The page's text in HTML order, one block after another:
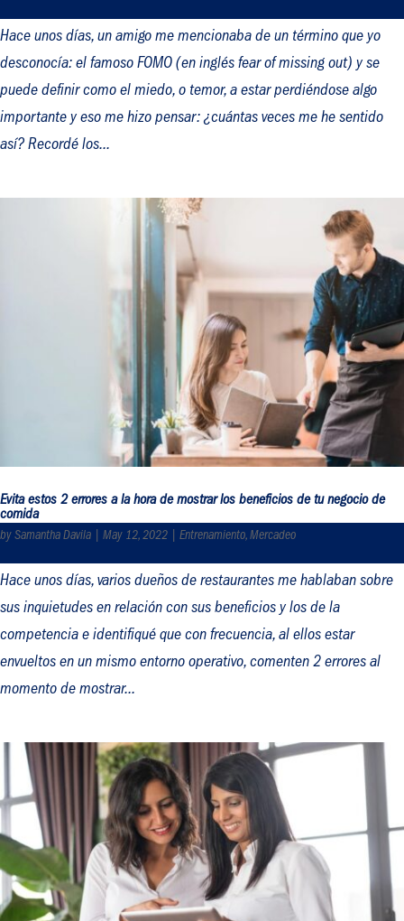
Hace unos días, un amigo me mencionaba de un término que yo
desconocía: el famoso FOMO (en inglés fear of missing out) y se
puede definir como el miedo, o temor, a estar perdiéndose algo
importante y eso me hizo pensar: ¿cuántas veces me he sentido
así? Recordé los...
Evita estos 2 errores a la hora de mostrar los beneficios de tu negocio de
comida
by Samantha Davila May 12, 2022 Entrenamiento, Mercadeo
Hace unos días, varios dueños de restaurantes me hablaban sobre
sus inquietudes en relación con sus beneficios y los de la
competencia e identifiqué que con frecuencia, al ellos estar
envueltos en un mismo entorno operativo, comenten 2 errores al
momento de mostrar...